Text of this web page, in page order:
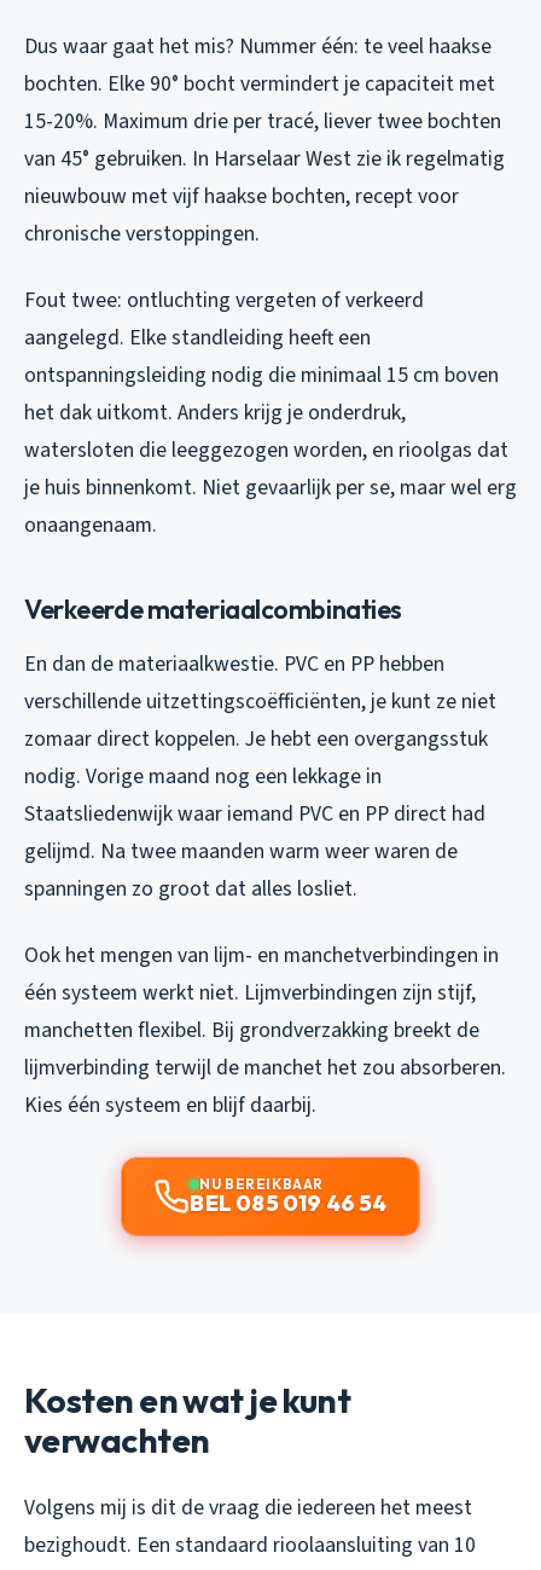
Dus waar gaat het mis? Nummer één: te veel haakse
bochten. Elke 90° bocht vermindert je capaciteit met
15-20%. Maximum drie per tracé, liever twee bochten
van 45° gebruiken. In Harselaar West zie ik regelmatig
nieuwbouw met vijf haakse bochten, recept voor
chronische verstoppingen.
Fout twee: ontluchting vergeten of verkeerd
aangelegd. Elke standleiding heeft een
ontspanningsleiding nodig die minimaal 15 cm boven
het dak uitkomt. Anders krijg je onderdruk,
watersloten die leeggezogen worden, en rioolgas dat
je huis binnenkomt. Niet gevaarlijk per se, maar wel erg
onaangenaam.
Verkeerde materiaalcombinaties
En dan de materiaalkwestie. PVC en PP hebben
verschillende uitzettingscoëfficiënten, je kunt ze niet
zomaar direct koppelen. Je hebt een overgangsstuk
nodig. Vorige maand nog een lekkage in
Staatsliedenwijk waar iemand PVC en PP direct had
gelijmd. Na twee maanden warm weer waren de
spanningen zo groot dat alles losliet.
Ook het mengen van lijm- en manchetverbindingen in
één systeem werkt niet. Lijmverbindingen zijn stijf,
manchetten flexibel. Bij grondverzakking breekt de
lijmverbinding terwijl de manchet het zou absorberen.
Kies één systeem en blijf daarbij.
NU BEREIKBAAR
BEL 085 019 46 54
Kosten en wat je kunt
verwachten
Volgens mij is dit de vraag die iedereen het meest
bezighoudt. Een standaard rioolaansluiting van 10